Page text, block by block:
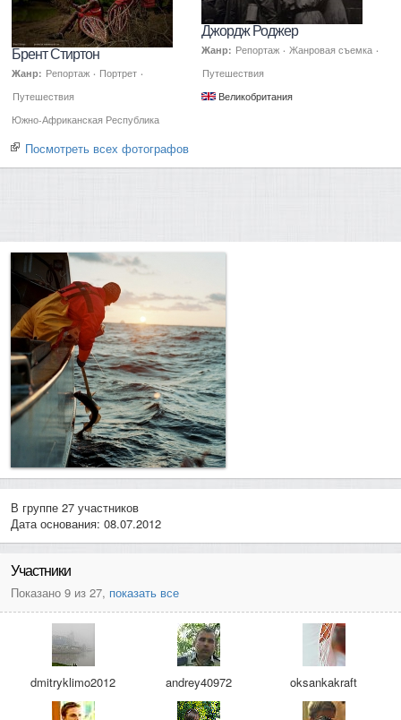
Брент Стиртон
Жанр: Репортаж · Портрет ·
Путешествия
Южно-Африканская Республика
Джордж Роджер
Жанр: Репортаж · Жанровая съемка ·
Путешествия
Великобритания
Посмотреть всех фотографов
В группе 27 участников
Дата основания: 08.07.2012
Участники
Показано 9 из 27, показать все
dmitryklimo2012 andrey40972 oksankakraft